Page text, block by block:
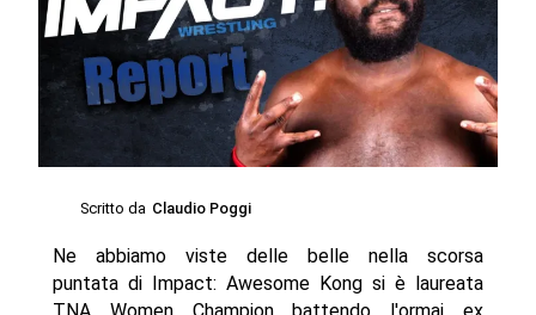
Scritto da Claudio Poggi
Ne abbiamo viste delle belle nella scorsa
puntata di Impact: Awesome Kong si è laureata